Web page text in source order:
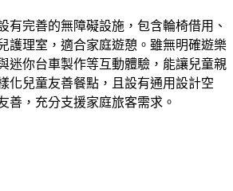
有完善的無障礙設施，包含輪椅借用、
護理室，適合家庭遊憩。雖無明確遊樂
迷你台車製作等互動體驗，能讓兒童親
化兒童友善餐點，且設有通用設計空
善，充分支援家庭旅客需求。